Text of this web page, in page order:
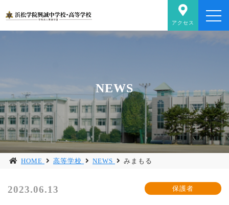
アクセス
NEWS
HOME 高等学校 NEWS みまもる
2023.06.13